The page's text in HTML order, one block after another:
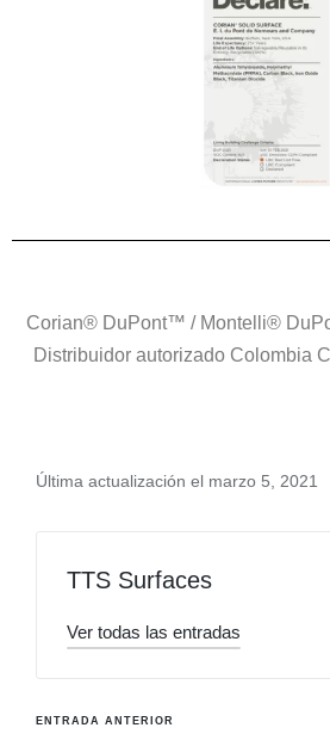
Corian® DuPont™ / Montelli®
Distribuidor autorizado Colombia
Última actualización el marzo 5, 2021
TTS Surfaces
Ver todas las entradas
ENTRADA ANTERIOR